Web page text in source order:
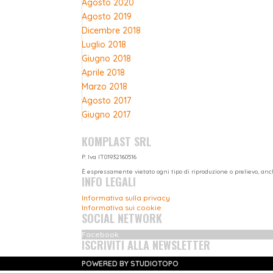
Agosto 2020
Agosto 2019
Dicembre 2018
Luglio 2018
Giugno 2018
Aprile 2018
Marzo 2018
Agosto 2017
Giugno 2017
KOMPLAST SRL
P. Iva IT01932160516
È espressamente vietato ogni tipo di riproduzione o prelievo,
INFO LEGALI
Informativa sulla privacy
Informativa sui cookie
SOCIAL NETWORK
Facebook
ISCRIVITI ALLA NEWSLETTER
POWERED BYSTUDIOTOPO